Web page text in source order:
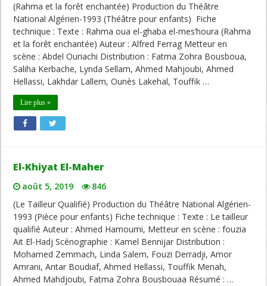
(Rahma et la forêt enchantée) Production du Théâtre
National Algérien-1993 (Théâtre pour enfants) Fiche
technique : Texte : Rahma oua el-ghaba el-mes’houra (Rahma
et la forêt enchantée) Auteur : Alfred Ferrag Metteur en
scène : Abdel Ouriachi Distribution : Fatma Zohra Bousboua,
Saliha Kerbache, Lynda Sellam, Ahmed Mahjoubi, Ahmed
Hellassi, Lakhdar Lallem, Ounès Lakehal, Touffik …
Lire plus »
El-Khiyat El-Maher
août 5, 2019
846
(Le Tailleur Qualifié) Production du Théâtre National Algérien-
1993 (Pièce pour enfants) Fiche technique : Texte : Le tailleur
qualifié Auteur : Ahmed Hamoumi, Metteur en scène : fouzia
Ait El-Hadj Scénographie : Kamel Bennijar Distribution :
Mohamed Zemmach, Linda Salem, Fouzi Derradji, Amor
Amrani, Antar Boudiaf, Ahmed Hellassi, Touffik Menah,
Ahmed Mahdjoubi, Fatma Zohra Bousbouaa Résumé : …